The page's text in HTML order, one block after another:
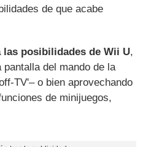
de que acabe
las posibilidades de Wii U,
del mando de la
TV'– o bien aprovechando
de minijuegos,